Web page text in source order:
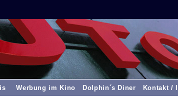
Werbung im Kino Dolphin´s Diner Kontakt /